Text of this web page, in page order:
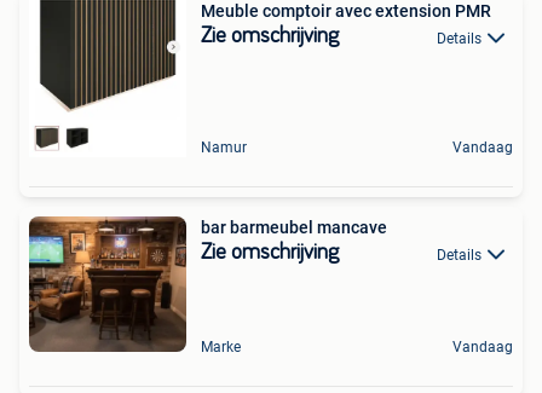
Meuble comptoir avec extension PMR
Zie omschrijving Details
Namur Vandaag
bar barmeubel mancave
Zie omschrijving Details
Marke Vandaag